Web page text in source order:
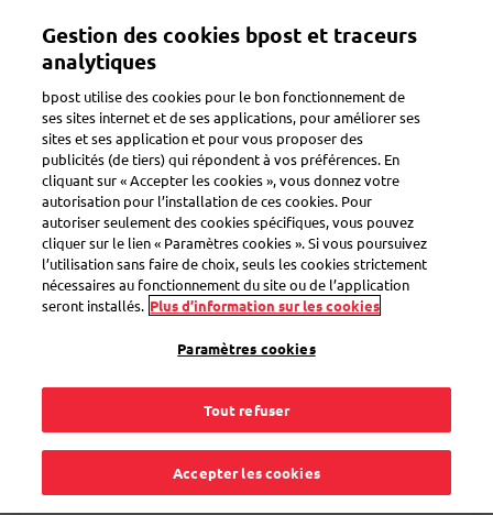
contenu
Toggle navigation
Courrier publicitaire
Développer votre clientèle
Qui dit plus de clients, dit meilleur chiffre
d'affaires. Recherchez des prospects avec un profil
spécifique, découvrez les zones où vit votre
groupe cible ou diffusez des brochures
Gestion des cookies bpost et traceurs
analytiques
bpost utilise des cookies pour le bon fonctionnement de
ses sites internet et de ses applications, pour améliorer ses
sites et ses application et pour vous proposer des
publicités (de tiers) qui répondent à vos préférences. En
cliquant sur « Accepter les cookies », vous donnez votre
autorisation pour l’installation de ces cookies. Pour
autoriser seulement des cookies spécifiques, vous pouvez
cliquer sur le lien « Paramètres cookies ». Si vous poursuivez
l’utilisation sans faire de choix, seuls les cookies strictement
nécessaires au fonctionnement du site ou de l’application
seront installés. Plus d’information sur les cookies
Paramètres cookies
Tout refuser
Accepter les cookies